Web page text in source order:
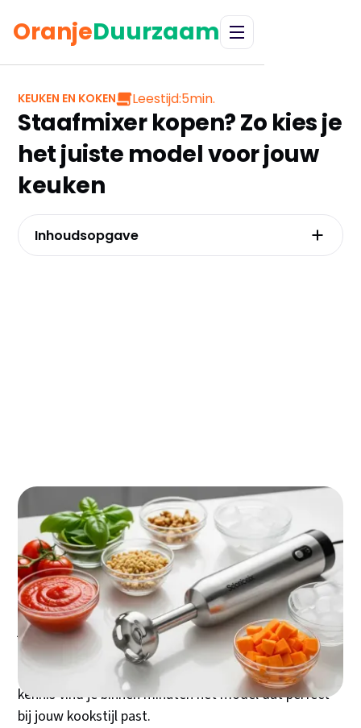
OranjeDuurzaam
KEUKEN EN KOKEN Leestijd:5min.
Staafmixer kopen? Zo kies je
het juiste model voor jouw
keuken
Een staafmixer transformeert je kookavonturen van
tijdrovend naar razendssnel. Of je nu fluweelzachte
soepen wilt, perfecte mayonaise maakt of
babyvoeding bereidt - de juiste staafmixer wordt
jouw meest veelzijdige keukenhulp. De keuze lijkt
overweldigend: van 200 tot 1500 watt, draadloos of
met snoer, kunststof of RVS. Maar met de juiste
kennis vind je binnen minuten het model dat perfect
bij jouw kookstijl past.
Inhoudsopgave